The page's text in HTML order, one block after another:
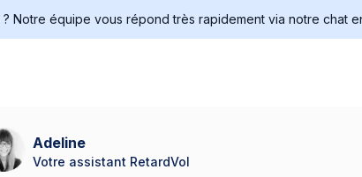
Notre équipe vous répond très rapidement via notre chat
Adeline
Votre assistant RetardVol